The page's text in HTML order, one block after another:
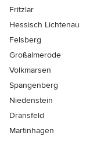
Fritzlar
Hessisch Lichtenau
Felsberg
Großalmerode
Volkmarsen
Spangenberg
Niedenstein
Dransfeld
Martinhagen